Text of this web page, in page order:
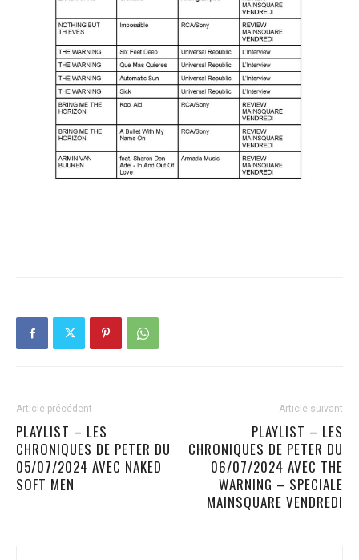
Article précédent
PLAYLIST – LES
CHRONIQUES DE PETER DU
05/07/2024 AVEC NAKED
SOFT MEN
Article suivant
PLAYLIST – LES
CHRONIQUES DE PETER DU
06/07/2024 AVEC THE
WARNING – SPECIALE
MAINSQUARE VENDREDI